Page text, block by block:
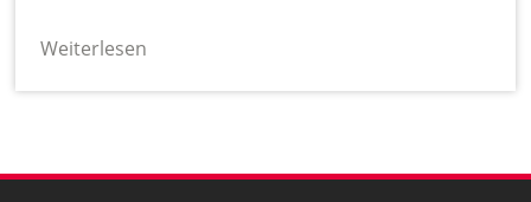
Weiterlesen